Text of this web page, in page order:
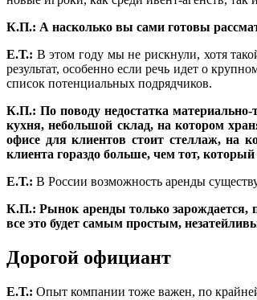
К.П.: А насколько вы сами готовы
Е.Т.: В этом году мы не рискнули, хотя
результат, особенно если речь идет о
список потенциальных подрядчиков.
К.П.: По поводу недостатка материально-
кухня, небольшой склад, на котором
офисе для клиентов стоит стеллаж, на
клиента гораздо больше, чем тот,
Е.Т.: В России возможность аренды
К.П.: Рынок аренды только зарождается,
все это будет самым простым,
Дорогой официант
Е.Т.: Опыт компании тоже важен, по